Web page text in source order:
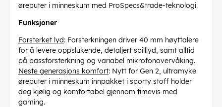
øreputer i minneskum med ProSpecs&trade-teknologi.
Funksjoner
Forsterket lyd: Forsterkningen driver 40 mm høyttalere
for å levere oppslukende, detaljert spilllyd, samt alltid
på bassforsterkning og variabel mikrofonovervåking.
Neste generasjons komfort: Nytt for Gen 2, ultramyke
øreputer i minneskum innpakket i sporty stoff holder
deg kjølig og komfortabel gjennom timevis med
gaming.